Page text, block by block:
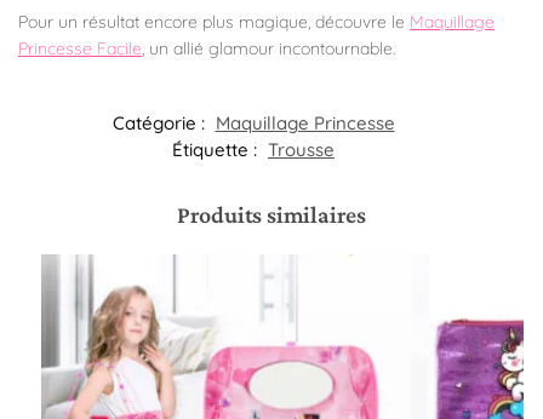
Pour un résultat encore plus magique, découvre le Maquillage
Princesse Facile , un allié glamour incontournable.
Catégorie : Maquillage Princesse
Étiquette : Trousse
Produits similaires